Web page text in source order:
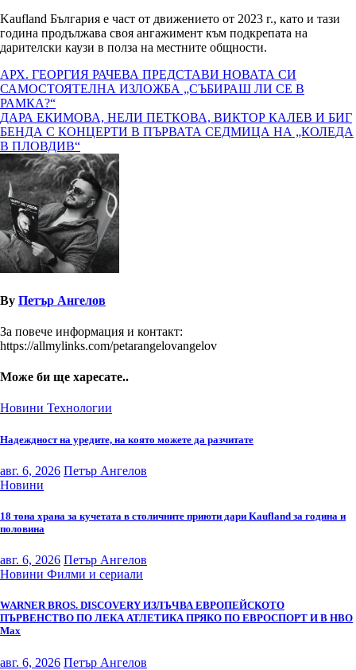
Kaufland България е част от движението от 2023 г., като и тази
година продължава своя ангажимент към подкрепата на
дарителски каузи в полза на местните общности.
Навигация
АРХ. ГЕОРГИЯ РАЧЕВА ПРЕДСТАВИ НОВАТА СИ
САМОСТОЯТЕЛНА ИЗЛОЖБА „СЪБИРАШ ЛИ СЕ В
РАМКА?“
ДАРА ЕКИМОВА, НЕЛИ ПЕТКОВА, ВИКТОР КАЛЕВ И БИГ
БЕНДА С КОНЦЕРТИ В ПЪРВАТА СЕДМИЦА НА „КОЛЕДА
В ПЛОВДИВ“
By Петър Ангелов
За повече информация и контакт:
https://allmylinks.com/petarangelovangelov
Може би ще харесате..
Новини Технологии
Надеждност на уредите, на която можете да разчитате
авг. 6, 2026 Петър Ангелов
Новини
18 тона храна за кучетата в столичните приюти дари Kaufland за година и
половина
авг. 6, 2026 Петър Ангелов
Новини Филми и сериали
WARNER BROS. DISCOVERY ИЗЛЪЧВА ЕВРОПЕЙСКОТО
ПЪРВЕНСТВО ПО ЛЕКА АТЛЕТИКА ПРЯКО ПО ЕВРОСПОРТ И В НВО
Мах
авг. 6, 2026 Петър Ангелов